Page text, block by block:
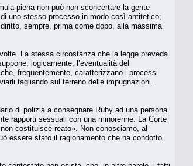
piena non può non sconcertare la gente
uno stesso processo in modo così antitetico;
sempre, prima come dopo, alla massima
La stessa circostanza che la legge preveda
logicamente, l’eventualità del
frequentemente, caratterizzano i processi
tagliando sul terreno delle impugnazioni.
di polizia a consegnare Ruby ad una persona
rapporti sessuali con una minorenne. La Corte
costituisce reato». Non conosciamo, al
essere stato il ragionamento che ha condotto